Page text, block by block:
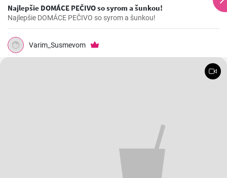
Najlepšie DOMÁCE PEČIVO so syrom a šunkou!
Najlepšie DOMÁCE PEČIVO so syrom a šunkou!
Varim_Susmevom